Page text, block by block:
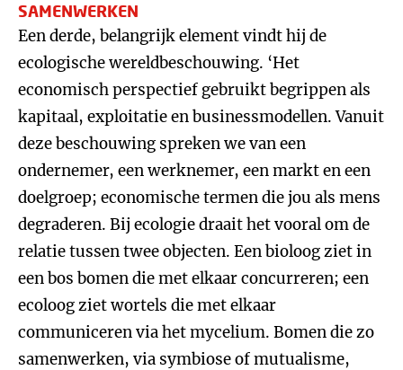
SAMENWERKEN
Een derde, belangrijk element vindt hij de
ecologische wereldbeschouwing. ‘Het
economisch perspectief gebruikt begrippen als
kapitaal, exploitatie en businessmodellen. Vanuit
deze beschouwing spreken we van een
ondernemer, een werknemer, een markt en een
doelgroep; economische termen die jou als mens
degraderen. Bij ecologie draait het vooral om de
relatie tussen twee objecten. Een bioloog ziet in
een bos bomen die met elkaar concurreren; een
ecoloog ziet wortels die met elkaar
communiceren via het mycelium. Bomen die zo
samenwerken, via symbiose of mutualisme,